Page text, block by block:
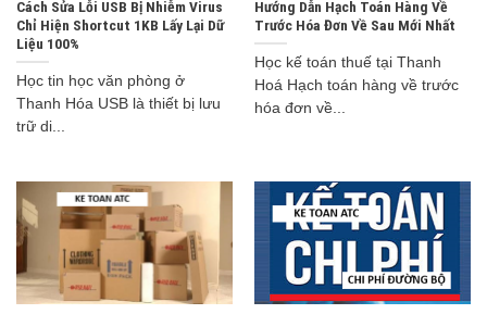
Cách Sửa Lỗi USB Bị Nhiễm Virus
Chỉ Hiện Shortcut 1KB Lấy Lại Dữ
Liệu 100%
Học tin học văn phòng ở
Thanh Hóa USB là thiết bị lưu
trữ di...
Hướng Dẫn Hạch Toán Hàng Về
Trước Hóa Đơn Về Sau Mới Nhất
Học kế toán thuế tại Thanh
Hoá Hạch toán hàng về trước
hóa đơn về...